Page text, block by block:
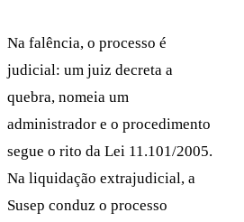
Na falência, o processo é
judicial: um juiz decreta a
quebra, nomeia um
administrador e o procedimento
segue o rito da Lei 11.101/2005.
Na liquidação extrajudicial, a
Susep conduz o processo